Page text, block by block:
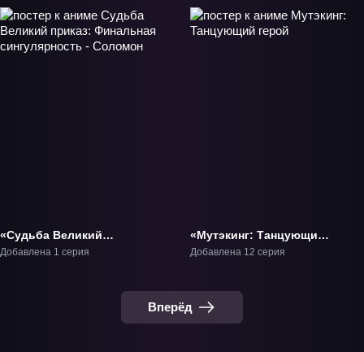
Гайдэн 2» ТВ-2
«Судьба Великий
приказ: Финальная
Добавлена 1 серия
«Мутэкинг: Танцующий
герой» ТВ-1
Добавлена 12 серия
Вперёд